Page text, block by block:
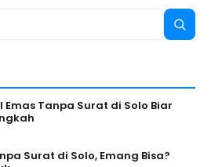
Search
Emas Tanpa Surat di Solo Biar
Surat di Solo, Emang Bisa?